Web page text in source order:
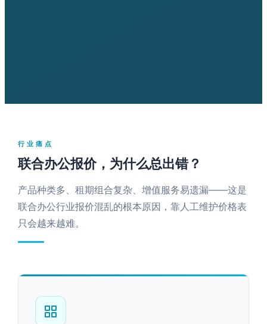
行业痛点
联合办公报价，为什么总出错？
产品种类多、租期组合复杂、增值服务易遗漏——这是
联合办公行业报价混乱的根本原因，靠人工维护价格表
只会越来越难。